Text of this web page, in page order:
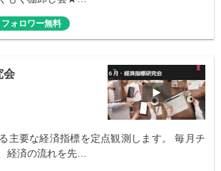
フォロワー無料
会
主要な経済指標を定点観測します。 毎月チ
経済の流れを先…